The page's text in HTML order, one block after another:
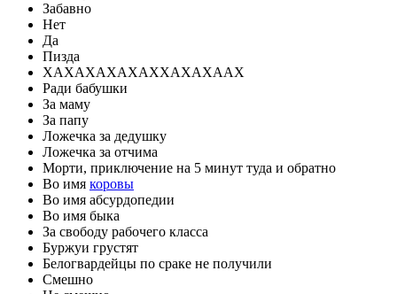
Забавно
Нет
Да
Пизда
ХАХАХАХАХАХХАХАХААХ
Ради бабушки
За маму
За папу
Ложечка за дедушку
Ложечка за отчима
Морти, приключение на 5 минут туда и обратно
Во имя коровы
Во имя абсурдопедии
Во имя быка
За свободу рабочего класса
Буржуи грустят
Белогвардейцы по сраке не получили
Смешно